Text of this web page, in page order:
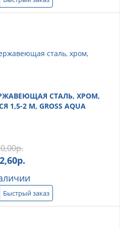
СТАЛЬ, ХРОМ,
2 М, GROSS AQUA
р.
р.
Быстрый заказ